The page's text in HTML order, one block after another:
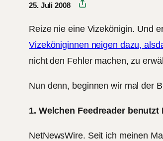
25. Juli 2008
Reize nie eine Vizekönigin. Und
Vizeköniginnen neigen dazu,
nicht den Fehler machen, zu
Nun denn, beginnen wir mal der
1. Welchen Feedreader
NetNewsWire. Seit ich meinen